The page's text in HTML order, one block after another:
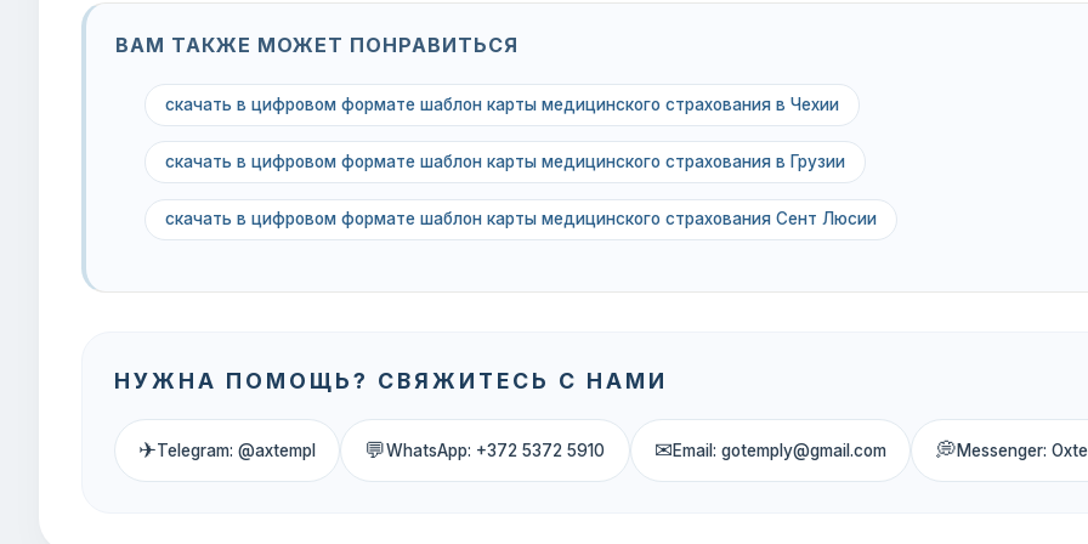
ВАМ ТАКЖЕ МОЖЕТ ПОНРАВИТЬСЯ
скачать в цифровом формате шаблон карты медицинского страхования в Чехии
скачать в цифровом формате шаблон карты медицинского страхования в Грузии
скачать в цифровом формате шаблон карты медицинского страхования Сент Люсии
НУЖНА ПОМОЩЬ? СВЯЖИТЕСЬ С НАМИ
✈Telegram: @axtempl 💬WhatsApp: +372 5372 5910 ✉Email: gotemply@gmail.com 💭Messenger: